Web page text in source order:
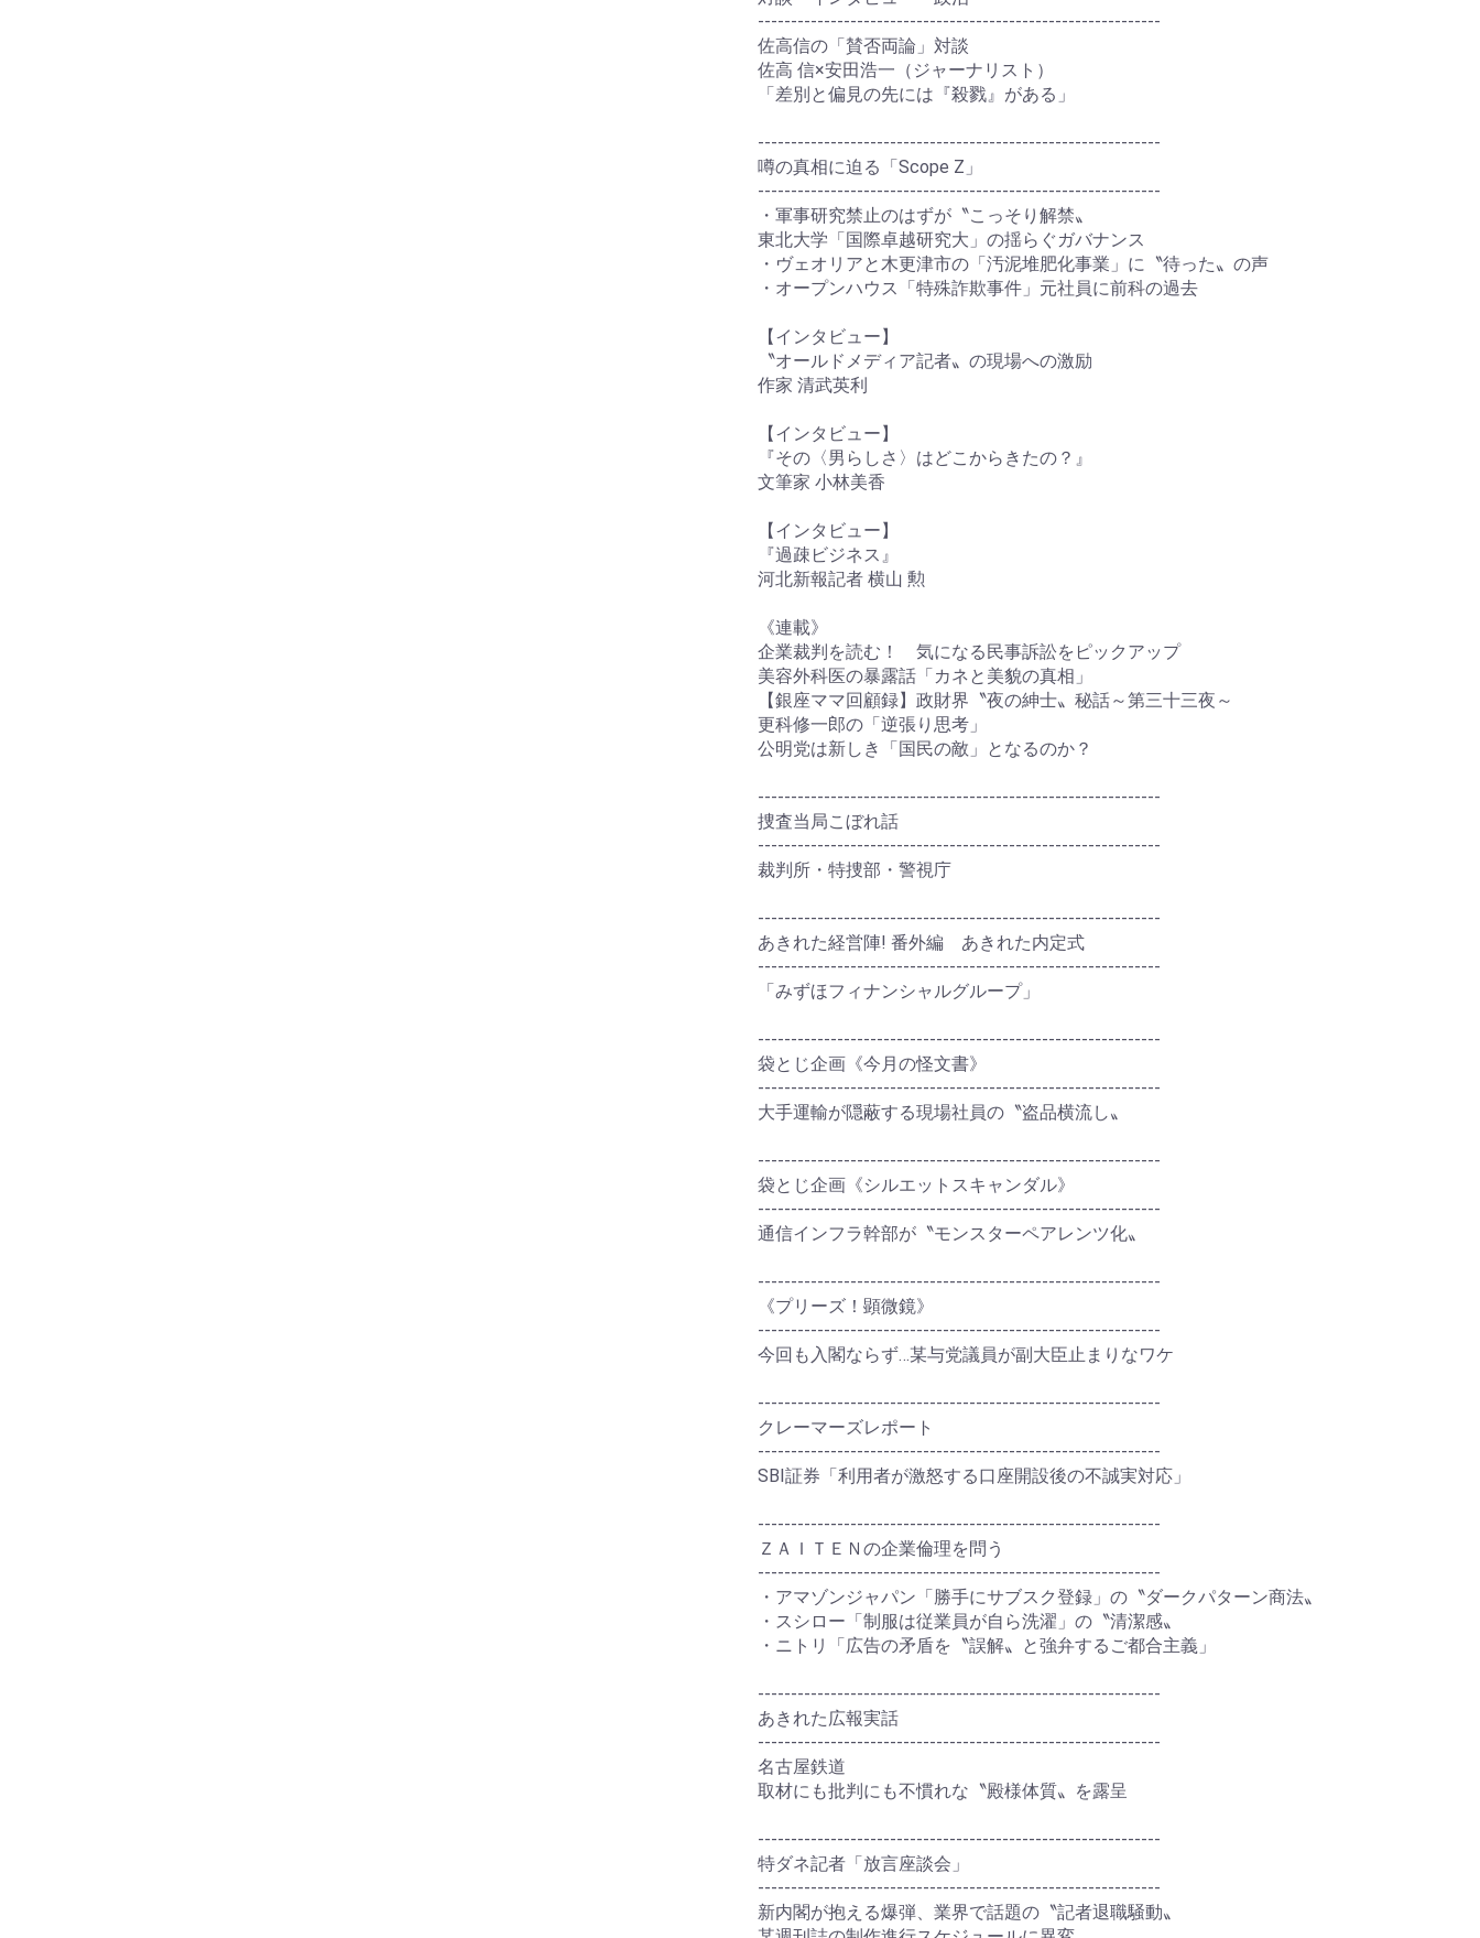
-------------------------------------------------------------
佐高信の「賛否両論」対談
佐高 信×安田浩一（ジャーナリスト）
「差別と偏見の先には『殺戮』がある」
-------------------------------------------------------------
噂の真相に迫る「Scope Z」
-------------------------------------------------------------
・軍事研究禁止のはずが〝こっそり解禁〟
東北大学「国際卓越研究大」の揺らぐガバナンス
・ヴェオリアと木更津市の「汚泥堆肥化事業」に〝待った〟の声
・オープンハウス「特殊詐欺事件」元社員に前科の過去
【インタビュー】
〝オールドメディア記者〟の現場への激励
作家 清武英利
【インタビュー】
『その〈男らしさ〉はどこからきたの？』
文筆家 小林美香
【インタビュー】
『過疎ビジネス』
河北新報記者 横山 勲
《連載》
企業裁判を読む！ 気になる民事訴訟をピックアップ
美容外科医の暴露話「カネと美貌の真相」
【銀座ママ回顧録】政財界〝夜の紳士〟秘話～第三十三夜～
更科修一郎の「逆張り思考」
公明党は新しき「国民の敵」となるのか？
-------------------------------------------------------------
捜査当局こぼれ話
-------------------------------------------------------------
裁判所・特捜部・警視庁
-------------------------------------------------------------
あきれた経営陣! 番外編 あきれた内定式
-------------------------------------------------------------
「みずほフィナンシャルグループ」
-------------------------------------------------------------
袋とじ企画《今月の怪文書》
-------------------------------------------------------------
大手運輸が隠蔽する現場社員の〝盗品横流し〟
-------------------------------------------------------------
袋とじ企画《シルエットスキャンダル》
-------------------------------------------------------------
通信インフラ幹部が〝モンスターペアレンツ化〟
-------------------------------------------------------------
《プリーズ！顕微鏡》
-------------------------------------------------------------
今回も入閣ならず…某与党議員が副大臣止まりなワケ
-------------------------------------------------------------
クレーマーズレポート
-------------------------------------------------------------
SBI証券「利用者が激怒する口座開設後の不誠実対応」
-------------------------------------------------------------
ＺＡＩＴＥＮの企業倫理を問う
-------------------------------------------------------------
・アマゾンジャパン「勝手にサブスク登録」の〝ダークパターン商法〟
・スシロー「制服は従業員が自ら洗濯」の〝清潔感〟
・ニトリ「広告の矛盾を〝誤解〟と強弁するご都合主義」
-------------------------------------------------------------
あきれた広報実話
-------------------------------------------------------------
名古屋鉄道
取材にも批判にも不慣れな〝殿様体質〟を露呈
-------------------------------------------------------------
特ダネ記者「放言座談会」
-------------------------------------------------------------
新内閣が抱える爆弾、業界で話題の〝記者退職騒動〟